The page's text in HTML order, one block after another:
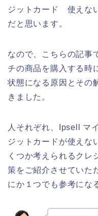
ジットカード 使えな
だと思います。
なので、こちらの記事
チの商品を購入する時
状態になる原因とその
きました。
人それぞれ、Ipsell マ
ジットカードが使えな
くつか考えられるクレ
策をご紹介させていた
にか１つでも参考にな